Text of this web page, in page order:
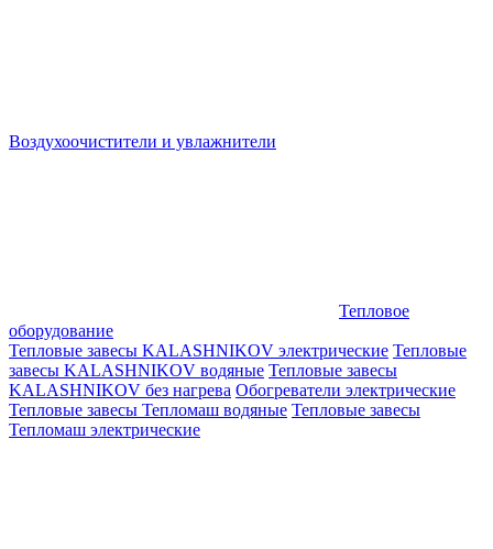
Воздухоочистители и увлажнители
Тепловое
оборудование
Тепловые завесы KALASHNIKOV электрические Тепловые
завесы KALASHNIKOV водяные Тепловые завесы
KALASHNIKOV без нагрева Обогреватели электрические
Тепловые завесы Тепломаш водяные Тепловые завесы
Тепломаш электрические